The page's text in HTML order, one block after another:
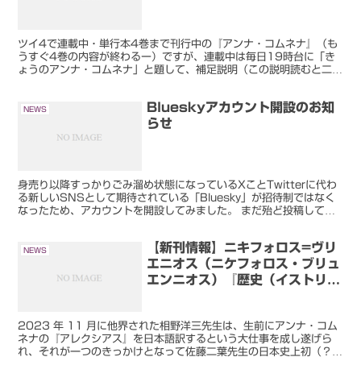
ツイ4で連載中・単行本4巻まで刊行中の『アンナ・コムネナ』（も
うすぐ4巻の内容が終わるー）ですが、連載中は毎日19時台に「き
ょうのアンナ・コムネナ」と題して、補足説明（この説明読むと二葉
NEWS
Blueskyアカウント開設のお知
らせ
身売り以降すっかりごみ溜め状態になっているXことTwitterに代わ
る新しいSNSとして期待されている「Bluesky」が招待制ではなく
なったため、アカウントを開設してみました。 まだ殆ど投稿してい
NEWS
【新刊情報】ニキフォロス=ヴリ
エニオス（ニケフォロス・ブリュ
エンニオス）『歴史（イストリ
2023 年 11 月に他界された相野洋三先生は、生前にアンナ・コム
ネナの『アレクシアス』を日本語訳するという大仕事を成し遂げら
れ、それが一つのきっかけとなって佐藤二葉先生の日本史上初（？）